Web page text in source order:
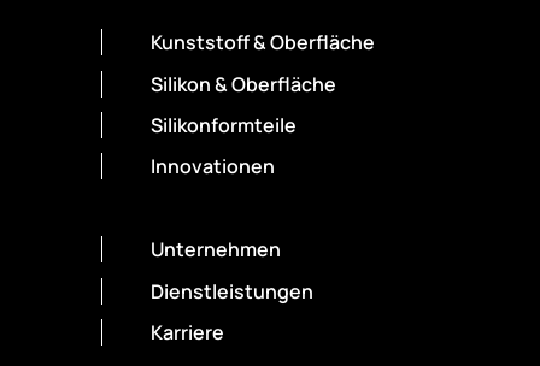
Kunststoff & Oberfläche
Silikon & Oberfläche
Silikonformteile
Innovationen
Unternehmen
Dienstleistungen
Karriere